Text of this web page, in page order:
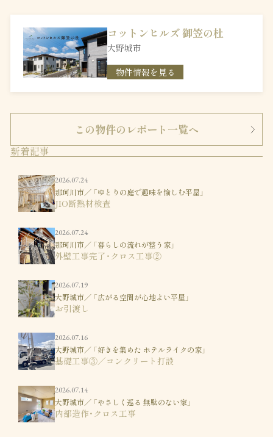
コットンヒルズ 御笠の杜
大野城市
物件情報を見る
この物件のレポート一覧へ
新着記事
2026.07.24
那珂川市／ 「ゆとりの庭で趣味を愉しむ平屋」
JIO断熱材検査
2026.07.24
那珂川市／ 「暮らしの流れが整う家」
外壁工事完了・クロス工事②
2026.07.19
大野城市／ 「広がる空間が心地よい平屋」
お引渡し
2026.07.16
大野城市／ 「好きを集めた ホテルライクの家」
基礎工事③／コンクリート打設
2026.07.14
大野城市／ 「やさしく巡る 無駄のない家」
内部造作・クロス工事